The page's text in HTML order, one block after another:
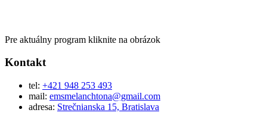
Pre aktuálny program kliknite na obrázok
Kontakt
tel: +421 948 253 493
mail: emsmelanchtona@gmail.com
adresa: Strečnianska 15, Bratislava